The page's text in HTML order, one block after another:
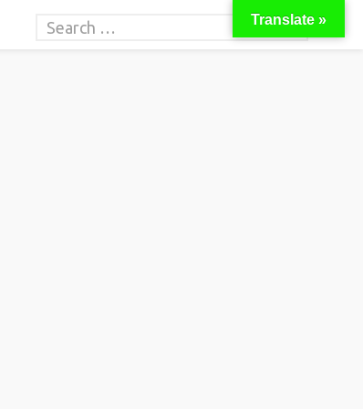
Translate »